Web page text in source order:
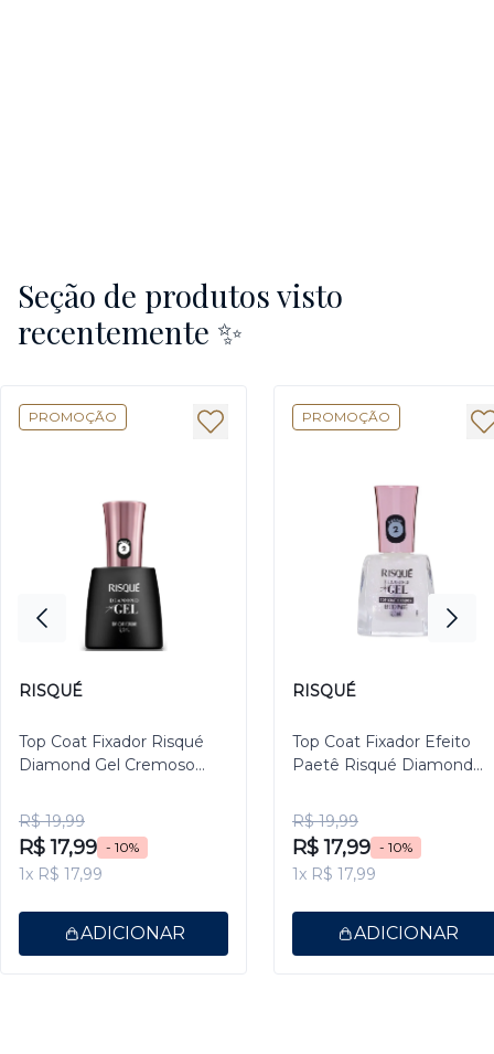
Seção de produtos visto
recentemente ✨
PROMOÇÃO
RISQUÉ
Top Coat Fixador Risqué
Diamond Gel Cremoso
R$ 19,99
R$ 17,99 - 10%
1x R$ 17,99
ADICIONAR
PROMOÇÃO
RISQUÉ
Top Coat Fixador Efeito
Paetê Risqué Diamond
R$ 19,99
R$ 17,99 - 10%
1x R$ 17,99
ADICIONAR